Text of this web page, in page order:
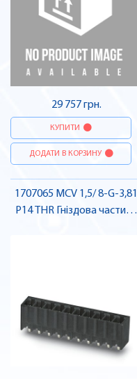
29 757 грн.
КУПИТИ
ДОДАТИ В КОРЗИНУ
1707065 MCV 1,5/ 8-G-3,81
P14 THR Гніздова частина